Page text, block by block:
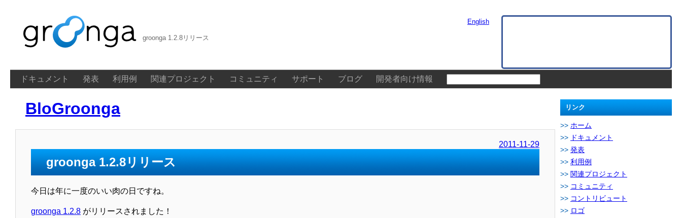
groonga 1.2.8リリース
ドキュメント 発表 利用例 関連プロジェクト コミュニティ サポート ブログ 開発者向け情報
English
BloGroonga
2011-11-29
groonga 1.2.8リリース
今日は年に一度のいい肉の日ですね。
groonga 1.2.8 がリリースされました！
リンク
ホーム
ドキュメント
発表
利用例
関連プロジェクト
コミュニティ
コントリビュート
ロゴ